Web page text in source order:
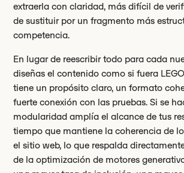
extraerla con claridad, más difícil de
de sustituir por un fragmento más
competencia.
En lugar de reescribir todo para cada
diseñas el contenido como si fuera
tiene un propósito claro, un formato
fuerte conexión con las pruebas. Si se
modularidad amplía el alcance de tus
tiempo que mantiene la coherencia de
el sitio web, lo que respalda
de la optimización de motores